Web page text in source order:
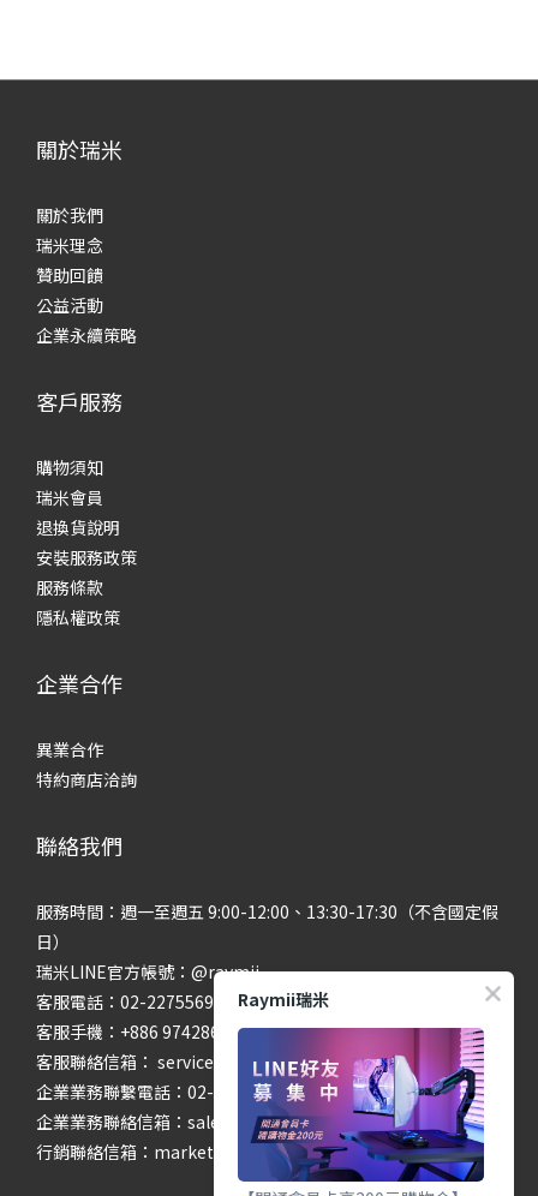
關於瑞米
關於我們
瑞米理念
贊助回饋
公益活動
企業永續策略
客戶服務
購物須知
瑞米會員
退換貨說明
安裝服務政策
服務條款
隱私權政策
企業合作
異業合作
特約商店洽詢
聯絡我們
服務時間：週一至週五 9:00-12:00、13:30-17:30（不含國定假
日）
瑞米LINE官方帳號：@raymii
客服電話：02-22755699 #201 #202
客服手機：+886 974286654
客服聯絡信箱： service@raymii.com
企業業務聯繫電話：02-22755699 #302
企業業務聯絡信箱：sales@raymii.com
行銷聯絡信箱：marketing@raymii.com
Raymii瑞米